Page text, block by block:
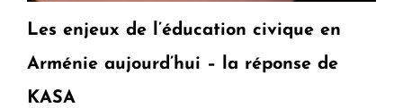
Les enjeux de l’éducation civique en
Arménie aujourd’hui – la réponse de
KASA